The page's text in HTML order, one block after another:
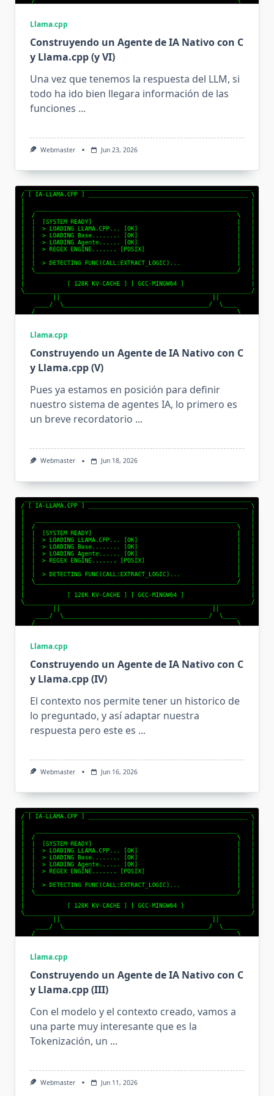
Llama.cpp
Construyendo un Agente de IA Nativo con C
y Llama.cpp (y VI)
Una vez que tenemos la respuesta del LLM, si
todo ha ido bien llegara información de las
funciones ...
Webmaster Jun 23, 2026
Llama.cpp
Construyendo un Agente de IA Nativo con C
y Llama.cpp (V)
Pues ya estamos en posición para definir
nuestro sistema de agentes IA, lo primero es
un breve recordatorio ...
Webmaster Jun 18, 2026
Llama.cpp
Construyendo un Agente de IA Nativo con C
y Llama.cpp (IV)
El contexto nos permite tener un historico de
lo preguntado, y así adaptar nuestra
respuesta pero este es ...
Webmaster Jun 16, 2026
Llama.cpp
Construyendo un Agente de IA Nativo con C
y Llama.cpp (III)
Con el modelo y el contexto creado, vamos a
una parte muy interesante que es la
Tokenización, un ...
Webmaster Jun 11, 2026